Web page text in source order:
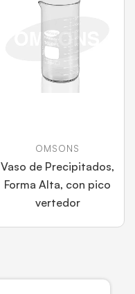
OMSONS
Vaso de Precipitados,
Forma Alta, con pico
vertedor